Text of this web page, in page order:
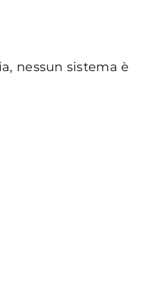
nessun sistema è